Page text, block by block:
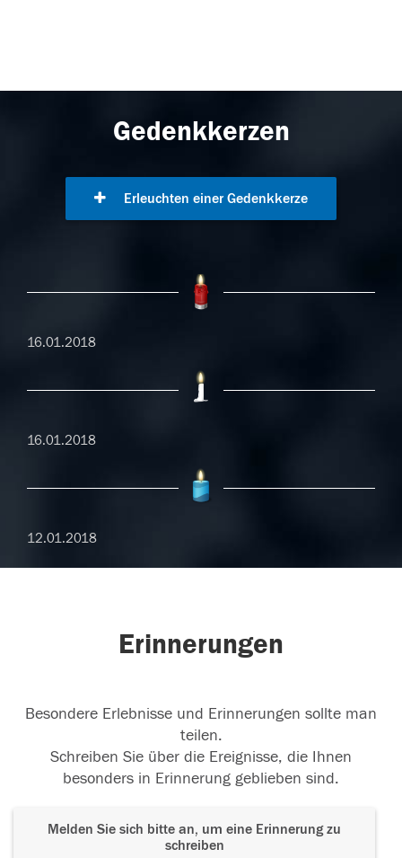
Gedenkkerzen
Erleuchten einer Gedenkkerze
16.01.2018
16.01.2018
12.01.2018
Erinnerungen
Besondere Erlebnisse und Erinnerungen sollte man
teilen.
Schreiben Sie über die Ereignisse, die Ihnen
besonders in Erinnerung geblieben sind.
Melden Sie sich bitte an, um eine Erinnerung zu
schreiben